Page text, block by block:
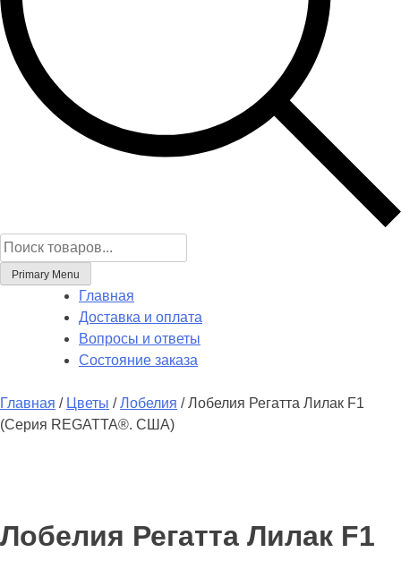
Поиск
товаров
Primary Menu
Главная
Доставка и оплата
Вопросы и ответы
Состояние заказа
Главная / Цветы /Лобелия /Лобелия Регатта Лилак F1
(Серия REGATTA®. США)
Лобелия Регатта Лилак F1